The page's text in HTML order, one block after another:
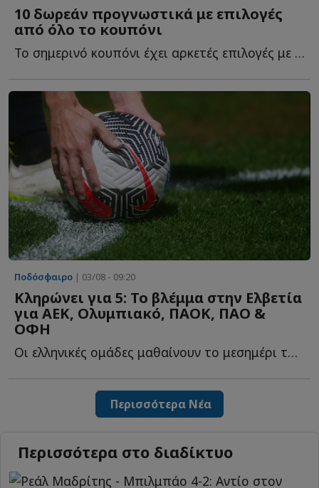
10 δωρεάν προγνωστικά με επιλογές
από όλο το κουπόνι
Το σημερινό κουπόνι έχει αρκετές επιλογές με ενδιαφέρον κ...
Ποδόσφαιρο | 03/08 - 09:20
Κληρώνει για 5: Το βλέμμα στην Ελβετία
για ΑΕΚ, Ολυμπιακό, ΠΑΟΚ, ΠAO &
ΟΦΗ
Οι ελληνικές ομάδες μαθαίνουν το μεσημέρι τους αντιπάλους τ...
Περισσότερα Νέα
Περισσότερα στο διαδίκτυο